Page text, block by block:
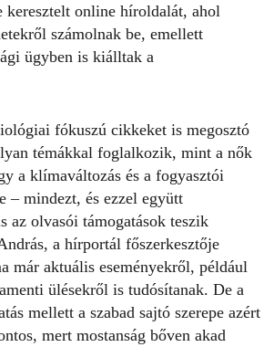
keresztelt online híroldalát, ahol
számolnak be, emellett
ügyben is kiálltak a
fókuszú cikkeket is megosztó
témákkal foglalkozik, mint a nők
a klímaváltozás és a fogyasztói
– mindezt, és ezzel együtt
az olvasói támogatások teszik
a hírportál főszerkesztője
már aktuális eseményekről, például
ülésekről is tudósítanak. De a
mellett a szabad sajtó szerepe azért
mert mostanság bőven akad